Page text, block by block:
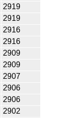
2919
2919
2916
2916
2909
2909
2907
2906
2906
2902